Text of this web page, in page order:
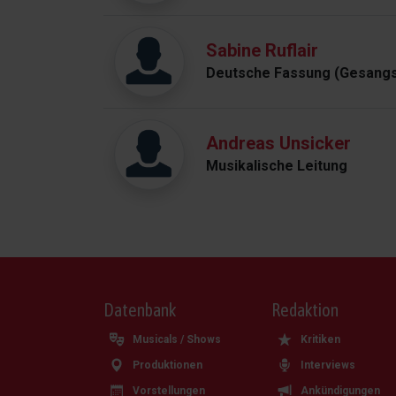
Sabine Ruflair
Deutsche Fassung
Andreas Unsicker
Musikalische Leitung
Datenbank
Musicals / Shows
Produktionen
Vorstellungen
Redaktion
Kritiken
Interviews
Ankündigungen